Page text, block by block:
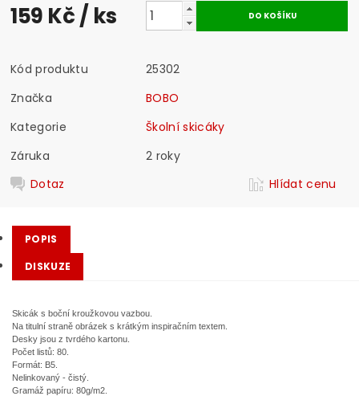
159 Kč/ ks
Kód produktu
25302
Značka
BOBO
Kategorie
Školní skicáky
Záruka
2 roky
Dotaz
Hlídat cenu
POPIS
DISKUZE
Skicák s boční kroužkovou vazbou.
Na titulní straně obrázek s krátkým inspiračním textem.
Desky jsou z tvrdého kartonu.
Počet listů: 80.
Formát: B5.
Nelinkovaný - čistý.
Gramáž papíru: 80g/m2.